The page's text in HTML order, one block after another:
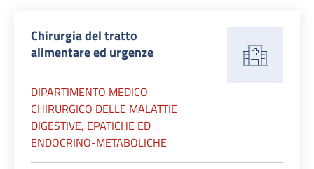
Chirurgia del tratto
alimentare ed urgenze
DIPARTIMENTO MEDICO
CHIRURGICO DELLE MALATTIE
DIGESTIVE, EPATICHE ED
ENDOCRINO-METABOLICHE